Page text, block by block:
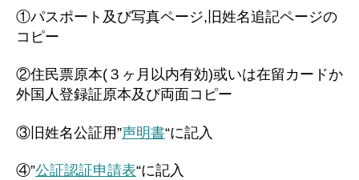
①パスポート及び写真ページ,旧姓名追記ページの
コピー
②住民票原本(３ヶ月以内有効)或いは在留カードか
外国人登録証原本及び両面コピー
③旧姓名公証用”声明書“に記入
④”公証認証申請表“に記入